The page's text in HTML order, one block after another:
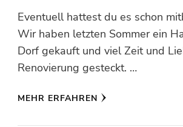
Eventuell hattest du es schon
Wir haben letzten Sommer ein
Dorf gekauft und viel Zeit und
Renovierung gesteckt. …
MEHR ERFAHREN